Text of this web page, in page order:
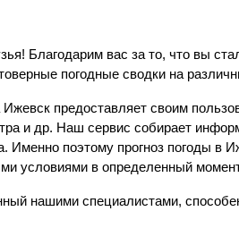
Благодарим вас за то, что вы
погодные сводки на
предоставляет своим
и др. Наш сервис собирает
Именно поэтому прогноз погоды в
условиями в определенный
нашими специалистами,